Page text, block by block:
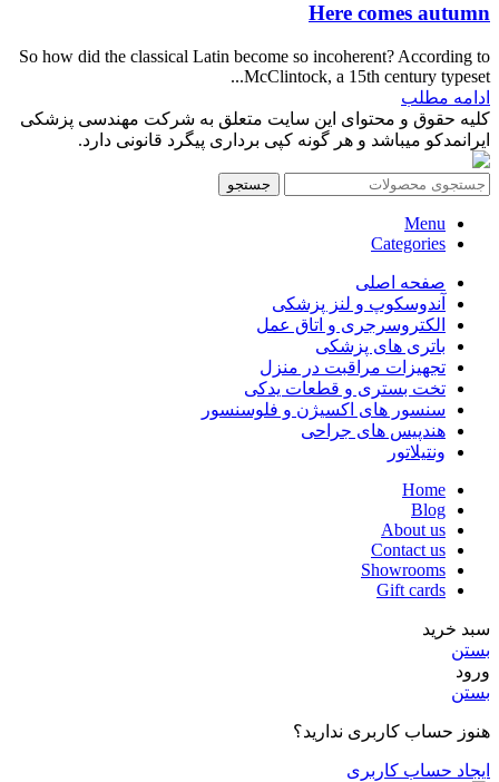
Here comes autumn
So how did the classical Latin become so incoherent? According to
McClintock, a 15th century typeset...
ادامه مطلب
کلیه حقوق و محتوای این سایت متعلق به شرکت مهندسی پزشکی
ایرانمدکو میباشد و هر گونه کپی برداری پیگرد قانونی دارد.
جستجو
Menu
Categories
صفحه اصلی
آندوسکوپ و لنز پزشکی
الکتروسرجری و اتاق عمل
باتری های پزشکی
تجهیزات مراقبت در منزل
تخت بستری و قطعات یدکی
سنسور های اکسیژن و فلوسنسور
هندپیس های جراحی
ونتیلاتور
Home
Blog
About us
Contact us
Showrooms
Gift cards
سبد خرید
بستن
ورود
بستن
هنوز حساب کاربری ندارید؟
ایجاد حساب کاربری